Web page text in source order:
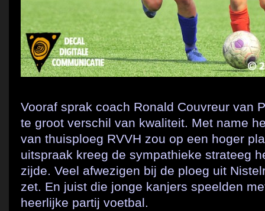
Vooraf sprak coach Ronald Couvreur van
te groot verschil van kwaliteit. Met name
van thuisploeg RVVH zou op een hoger
uitspraak kreeg de sympathieke strateeg
zijde. Veel afwezigen bij de ploeg uit
zet. En juist die jonge kanjers speelden
heerlijke partij voetbal.